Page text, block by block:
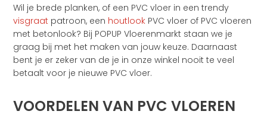
Wil je brede planken, of een PVC vloer in een trendy
visgraat patroon, een houtlook PVC vloer of PVC vloeren
met betonlook? Bij POPUP Vloerenmarkt staan we je
graag bij met het maken van jouw keuze. Daarnaast
bent je er zeker van de je in onze winkel nooit te veel
betaalt voor je nieuwe PVC vloer.
VOORDELEN VAN PVC VLOEREN